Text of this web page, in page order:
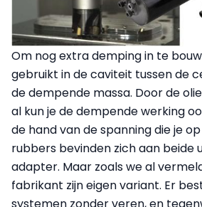
Om nog extra demping in te
gebruikt in de caviteit tussen de
de dempende massa. Door de
al kun je de dempende werking
de hand van de spanning die je
rubbers bevinden zich aan beide
adapter. Maar zoals we al
fabrikant zijn eigen variant. Er
systemen zonder veren, en